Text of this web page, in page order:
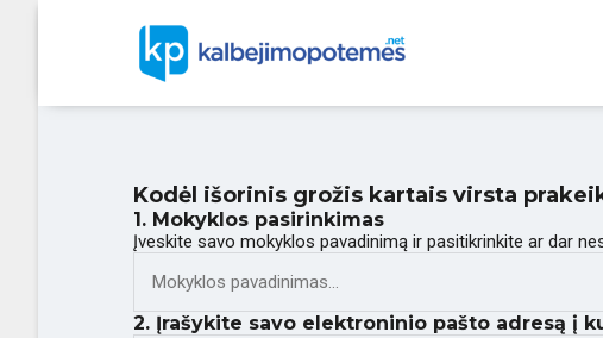
Kodėl išorinis grožis kartais virsta
1. Mokyklos pasirinkimas
Įveskite savo mokyklos pavadinimą ir pasitikrinkite ar dar
2. Įrašykite savo elektroninio pašto adresą į